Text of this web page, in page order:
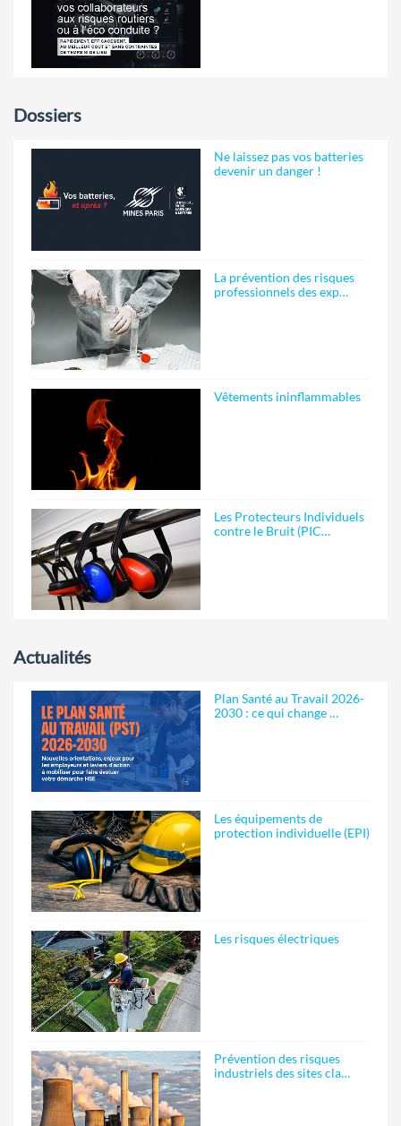
Dossiers
Ne laissez pas vos batteries
devenir un danger !
La prévention des risques
professionnels des exp…
Vêtements ininflammables
Les Protecteurs Individuels
contre le Bruit (PIC…
Actualités
Plan Santé au Travail 2026-
2030 : ce qui change …
Les équipements de
protection individuelle (EPI)
Les risques électriques
Prévention des risques
industriels des sites cla…